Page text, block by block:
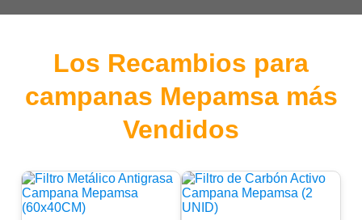
Los Recambios para
campanas Mepamsa más
Vendidos